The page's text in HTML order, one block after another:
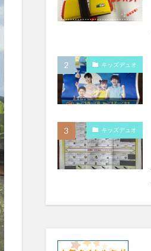
キッズデュオ
キッズデュオ